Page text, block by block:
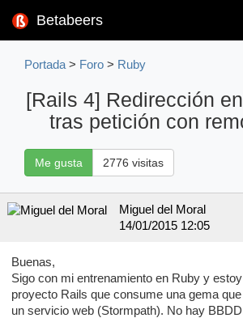
Betabeers
Portada > Foro > Ruby
[Rails 4] Redirección
tras petición con
Me gusta 2776 visitas
Miguel del Moral
14/01/2015 12:05
Buenas,
Sigo con mi entrenamiento en Ruby y
proyecto Rails que consume una gema
un servicio web (Stormpath). No hay